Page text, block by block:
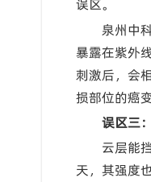
误区。
泉州中
暴露在紫外
刺激后，会
损部位的癌
误区三
云层能
天，其强度